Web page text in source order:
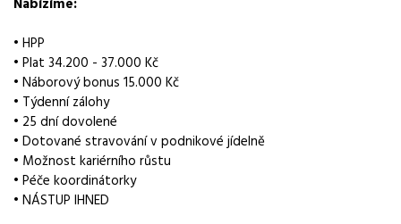
Manuvia DreamJob s.r.o.
Typ úvazku
Plný úvazek
Mzda
34 200 - 37 000 Kč
Směny
• HPP
• Plat 34.200 - 37.000 Kč
• Náborový bonus 15.000 Kč
• Týdenní zálohy
• 25 dní dovolené
• Dotované stravování v podnikové jídelně
• Možnost kariérního růstu
• Péče koordinátorky
• NÁSTUP IHNED